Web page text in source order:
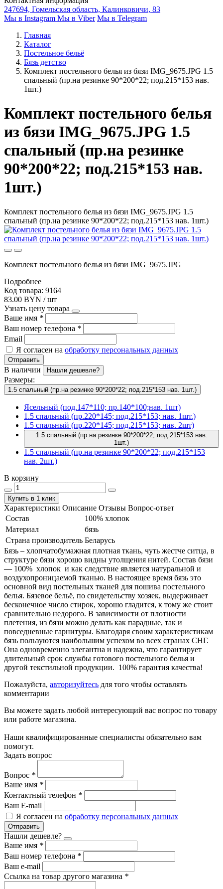
247694, Гомельская область, Калинковичи, 83
Мы в Instagram Мы в Viber Мы в Telegram
Главная
Каталог
Постельное бельё
Бязь детство
Комплект постельного белья из бязи IMG_9675.JPG 1.5
спальный (пр.на резинке 90*200*22; под.215*153 нав.
1шт.)
Комплект постельного белья
из бязи IMG_9675.JPG 1.5
спальный (пр.на резинке
90*200*22; под.215*153 нав.
1шт.)
Комплект постельного белья из бязи IMG_9675.JPG 1.5
спальный (пр.на резинке 90*200*22; под.215*153 нав. 1шт.)
Комплект постельного белья из бязи IMG_9675.JPG
Подробнее
Код товара: 9164
83.00 BYN / шт
Узнать цену товара
Ваше имя *
Ваш номер телефона *
Email
Я согласен на обработку персональных данных
Отправить
В наличии Нашли дешевле?
Размеры:
1.5 спальный (пр.на резинке 90*200*22; под.215*153 нав. 1шт.)
Ясельный (под.147*110; пр.140*100;нав. 1шт)
1.5 спальный (пр.220*145; под.215*153; нав. 1шт.)
1.5 спальный (пр.220*145; под.215*153; нав. 2шт)
1.5 спальный (пр.на резинке 90*200*22; под.215*153 нав.
1шт.)
1.5 спальный (пр.на резинке 90*200*22; под.215*153
нав. 2шт.)
В корзину
Купить в 1 клик
Характеристики Описание Отзывы Вопрос-ответ
Состав
100% хлопок
Материал
бязь
Страна производитель Беларусь
Бязь – хлопчатобумажная плотная ткань, чуть жестче ситца, в
структуре бязи хорошо видны утолщения нитей. Состав бязи
― 100% хлопок и как следствие является натуральной и
воздухопроницаемой тканью. В настоящее время бязь это
основной вид постельных тканей для пошива постельного
белья. Бязевое бельё, по свидетельству хозяек, выдерживает
бесконечное число стирок, хорошо гладится, к тому же стоит
сравнительно недорого. В зависимости от плотности
плетения, из бязи можно делать как парадные, так и
повседневные гарнитуры. Благодаря своим характеристикам
бязь пользуются наибольшим успехом во всех странах СНГ.
Она одновременно элегантна и надежна, что гарантирует
длительный срок службы готового постельного белья и
другой текстильной продукции. 100% гарантия качества!
Пожалуйста, авторизуйтесь для того чтобы оставлять
комментарии
Вы можете задать любой интересующий вас вопрос по товару
или работе магазина.
Наши квалифицированные специалисты обязательно вам
помогут.
Задать вопрос
Вопрос *
Ваше имя *
Контактный телефон *
Ваш E-mail
Я согласен на обработку персональных данных
Отправить
Нашли дешевле?
Ваше имя *
Ваш номер телефона *
Ваш e-mail
Ссылка на товар другого магазина *